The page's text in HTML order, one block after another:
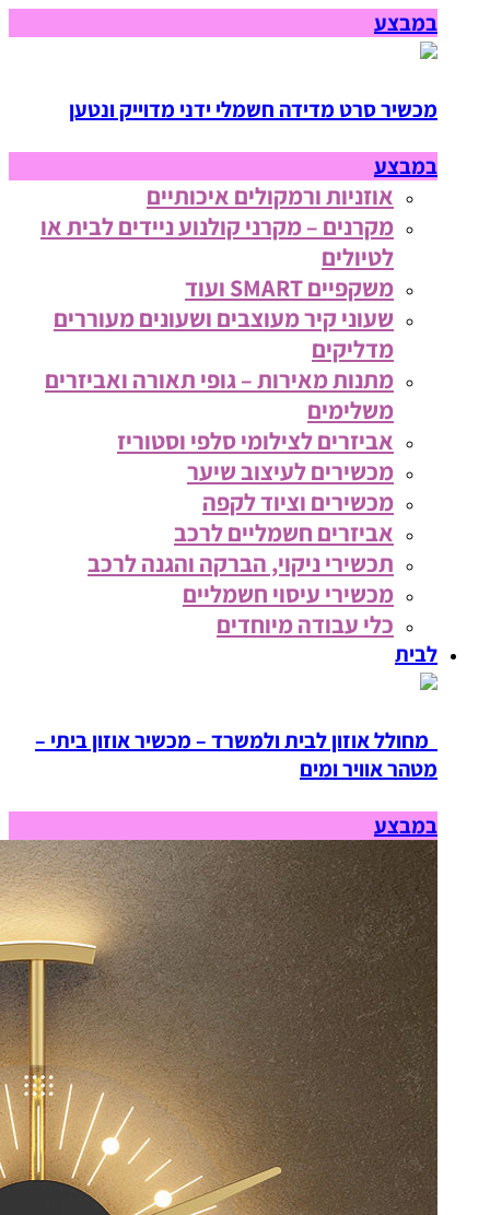
במבצע
מכשיר סרט מדידה חשמלי ידני מדוייק ונטען
במבצע
אוזניות ורמקולים איכותיים
מקרנים – מקרני קולנוע ניידים לבית או
לטיולים
משקפיים SMART ועוד
שעוני קיר מעוצבים ושעונים מעוררים
מדליקים
מתנות מאירות – גופי תאורה ואביזרים
משלימים
אביזרים לצילומי סלפי וסטוריז
מכשירים לעיצוב שיער
מכשירים וציוד לקפה
אביזרים חשמליים לרכב
תכשירי ניקוי, הברקה והגנה לרכב
מכשירי עיסוי חשמליים
כלי עבודה מיוחדים
לבית
מחולל אוזון לבית ולמשרד – מכשיר אוזון ביתי –
מטהר אוויר ומים
במבצע